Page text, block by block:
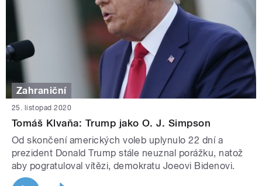
Zahraniční
25. listopad 2020
Tomáš Klvaňa: Trump jako O. J. Simpson
Od skončení amerických voleb uplynulo 22 dní a
prezident Donald Trump stále neuznal porážku, natož
aby pogratuloval vítězi, demokratu Joeovi Bidenovi.